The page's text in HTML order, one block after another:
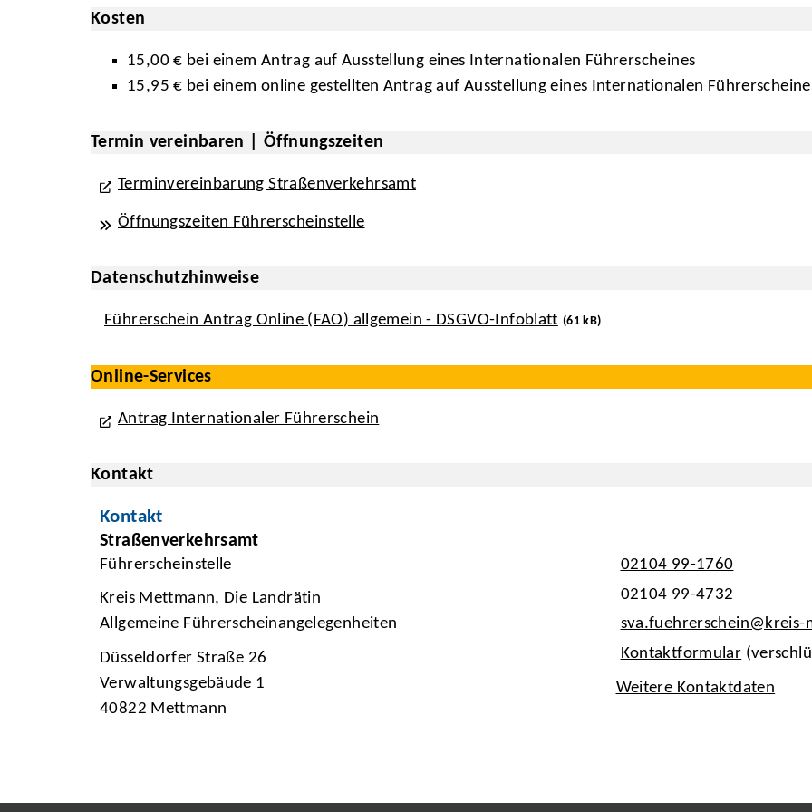
Kosten
15,00 € bei einem Antrag auf Ausstellung eines Internationalen Führerscheines
15,95 € bei einem online gestellten Antrag auf Ausstellung eines Internationalen
Termin vereinbaren | Öffnungszeiten
Terminvereinbarung Straßenverkehrsamt
Öffnungszeiten Führerscheinstelle
Datenschutzhinweise
Führerschein Antrag Online (FAO) allgemein - DSGVO-Infoblatt (61 kB)
Online-Services
Antrag Internationaler Führerschein
Kontakt
Kontakt
Straßenverkehrsamt
Führerscheinstelle
Kreis Mettmann, Die Landrätin
Allgemeine Führerscheinangelegenheiten
Düsseldorfer Straße 26
Verwaltungsgebäude 1
40822 Mettmann
02104 99-1760
02104 99-4732
Kontaktformular
Weitere Kontaktdaten